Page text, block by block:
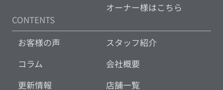
オーナー様はこちら
CONTENTS
お客様の声
コラム
更新情報
スタッフ紹介
会社概要
店舗一覧